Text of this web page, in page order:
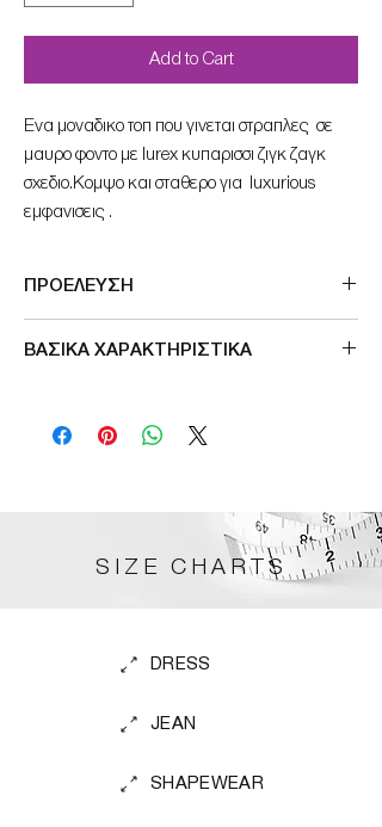
Add to Cart
Ενα μοναδικο τοπ που γινεται στραπλες σε
μαυρο φοντο με lurex κυπαρισσι ζιγκ ζαγκ
σχεδιο.Κομψο και σταθερο για luxurious
εμφανισεις .
ΠΡΟΕΛΕΥΣΗ
ΒΑΣΙΚΑ ΧΑΡΑΚΤΗΡΙΣΤΙΚΑ
Υφασμα με προσθηκη lurex
SIZE CHARTS
DRESS
JEAN
SHAPEWEAR